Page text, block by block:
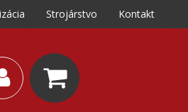
Strojárstvo Kontakt